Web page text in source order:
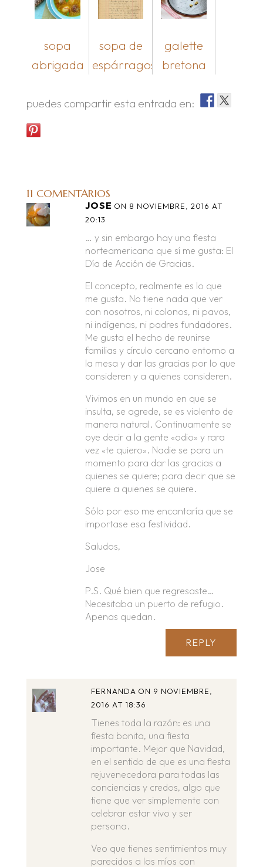
sopa
abrigada
sopa de
espárragos
galette
bretona
puedes compartir esta entrada en:
11 COMENTARIOS
JOSE ON 8 NOVIEMBRE, 2016 AT
20:13
… y sin embargo hay una fiesta
norteamericana que sí me gusta: El
Día de Acción de Gracias.
El concepto, realmente es lo que
me gusta. No tiene nada que ver
con nosotros, ni colonos, ni pavos,
ni indígenas, ni padres fundadores.
Me gusta el hecho de reunirse
familias y círculo cercano entorno a
la mesa y dar las gracias por lo que
consideren y a quienes consideren.
Vivimos en un mundo en que se
insulta, se agrede, se es violento de
manera natural. Continuamente se
oye decir a la gente «odio» y rara
vez «te quiero». Nadie se para un
momento para dar las gracias a
quienes se quiere; para decir que se
quiere a quienes se quiere.
Sólo por eso me encantaría que se
importase esa festividad.
Saludos,
Jose
P.S. Qué bien que regresaste…
Necesitaba un puerto de refugio.
Apenas quedan.
REPLY
FERNANDA ON 9 NOVIEMBRE,
2016 AT 18:36
Tienes toda la razón: es una
fiesta bonita, una fiesta
importante. Mejor que Navidad,
en el sentido de que es una fiesta
rejuvenecedora para todas las
conciencias y credos, algo que
tiene que ver simplemente con
celebrar estar vivo y ser
persona.
Veo que tienes sentimientos muy
parecidos a los míos con